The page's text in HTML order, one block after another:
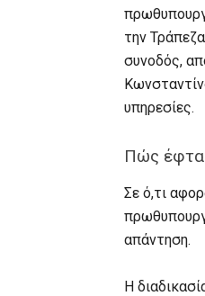
την
συνοδός,
υπηρεσίες.
Πώς
Σε ό,τι
απάντηση.
Η